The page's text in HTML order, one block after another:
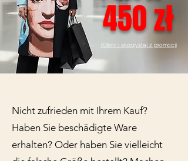
Kliknij i skorzystaj z promocji
450 zł
Nicht zufrieden mit Ihrem Kauf?
Haben Sie beschädigte Ware
erhalten? Oder haben Sie vielleicht